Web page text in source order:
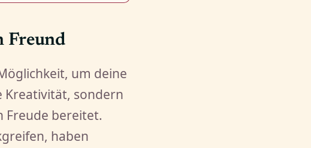
Freund
um deine
Kreativität, sondern
Freude bereitet.
haben